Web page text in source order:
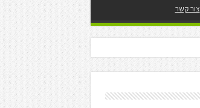
צור קשר